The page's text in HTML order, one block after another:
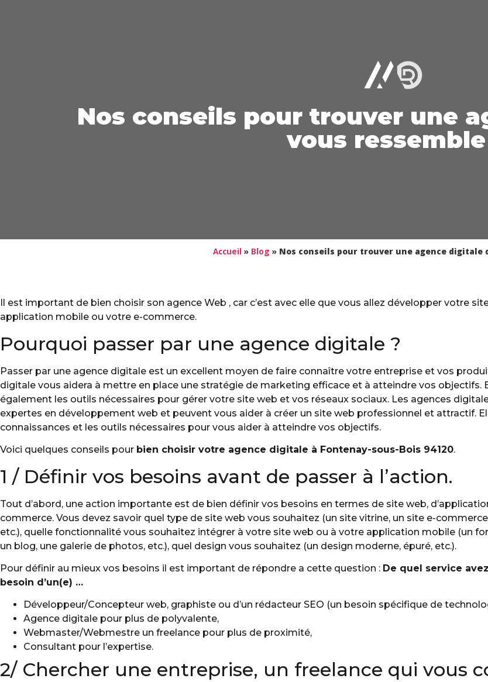
Nos conseils pour trouver une
vous
Accueil » Blog » Nos conseils pour trouver une agence digitale
Il est important de bien choisir son agence Web , car c’est avec elle que vous allez développer votre
application mobile ou votre e-commerce.
Pourquoi passer par une agence digitale ?
Passer par une agence digitale est un excellent moyen de faire connaître votre entreprise et vos
digitale vous aidera à mettre en place une stratégie de marketing efficace et à atteindre vos objectifs.
également les outils nécessaires pour gérer votre site web et vos réseaux sociaux. Les agences
expertes en développement web et peuvent vous aider à créer un site web professionnel et attractif.
connaissances et les outils nécessaires pour vous aider à atteindre vos objectifs.
Voici quelques conseils pour bien choisir votre agence digitale à Fontenay-sous-Bois 94120.
1 / Définir vos besoins avant de passer à l’action.
Tout d’abord, une action importante est de bien définir vos besoins en termes de site web,
commerce. Vous devez savoir quel type de site web vous souhaitez (un site vitrine, un site e-
etc.), quelle fonctionnalité vous souhaitez intégrer à votre site web ou à votre application mobile (un
un blog, une galerie de photos, etc.), quel design vous souhaitez (un design moderne, épuré, etc.).
Pour définir au mieux vos besoins il est important de répondre a cette question : De quel service
besoin d’un(e) …
Développeur/Concepteur web, graphiste ou d’un rédacteur SEO (un besoin spécifique de
Agence digitale pour plus de polyvalente,
Webmaster/Webmestre un freelance pour plus de proximité,
Consultant pour l’expertise.
2/ Chercher une entreprise, un freelance qui vous